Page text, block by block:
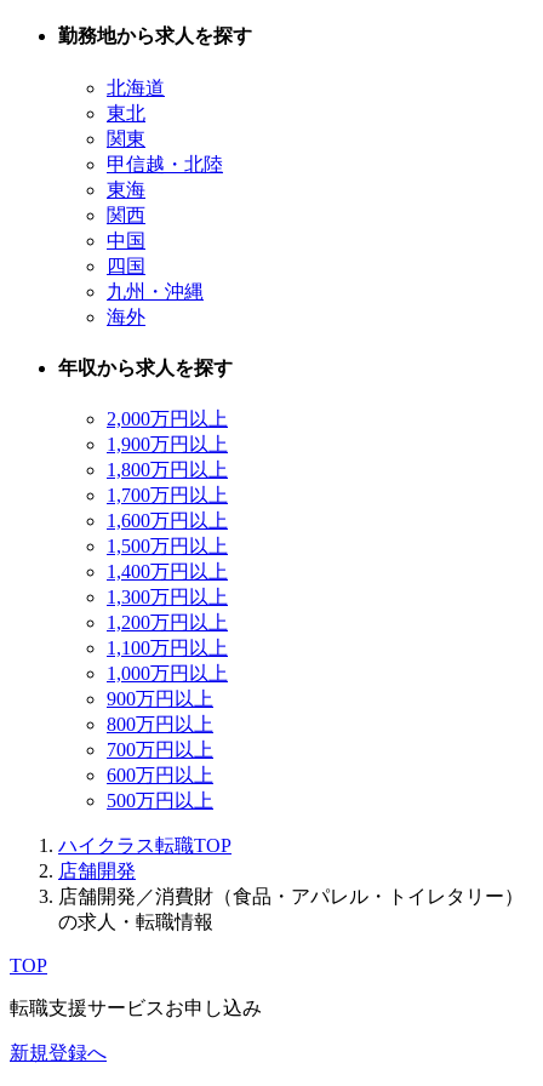
勤務地から求人を探す
北海道
東北
関東
甲信越・北陸
東海
関西
中国
四国
九州・沖縄
海外
年収から求人を探す
2,000万円以上
1,900万円以上
1,800万円以上
1,700万円以上
1,600万円以上
1,500万円以上
1,400万円以上
1,300万円以上
1,200万円以上
1,100万円以上
1,000万円以上
900万円以上
800万円以上
700万円以上
600万円以上
500万円以上
ハイクラス転職TOP
店舗開発
店舗開発／消費財（食品・アパレル・トイレタリー）
の求人・転職情報
TOP
転職支援サービスお申し込み
新規登録へ